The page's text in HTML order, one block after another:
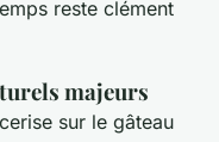
reste clément
majeurs
sur le gâteau